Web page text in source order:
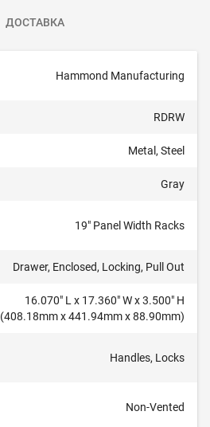
ДОСТАВКА
Hammond Manufacturing
RDRW
Metal, Steel
Gray
19" Panel Width Racks
Drawer, Enclosed, Locking, Pull Out
16.070" L x 17.360" W x 3.500" H
(408.18mm x 441.94mm x 88.90mm)
Handles, Locks
Non-Vented